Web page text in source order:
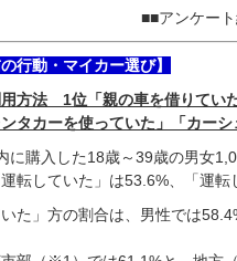
■■アンケー
行動・マイカー選び】
方法 1位「親の車を借りてい
タカーを使っていた」「カーシ
に購入した18歳～39歳の男女
転していた」は53.6%、「運転
た」方の割合は、男性では